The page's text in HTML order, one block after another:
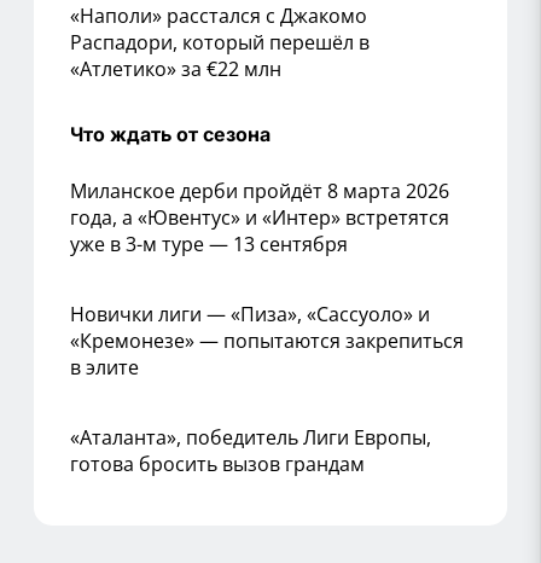
«Наполи» расстался с Джакомо
Распадори, который перешёл в
«Атлетико» за €22 млн
Что ждать от сезона
Миланское дерби пройдёт 8 марта 2026
года, а «Ювентус» и «Интер» встретятся
уже в 3-м туре — 13 сентября
Новички лиги — «Пиза», «Сассуоло» и
«Кремонезе» — попытаются закрепиться
в элите
«Аталанта», победитель Лиги Европы,
готова бросить вызов грандам